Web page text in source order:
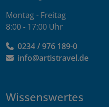
Montag - Freitag
8:00 - 17:00 Uhr
0234 / 976 189-0
info@artistravel.de
Wissenswertes